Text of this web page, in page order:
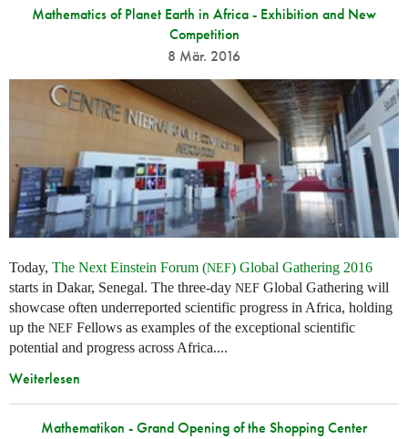
Mathematics of Planet Earth in Africa - Exhibition and New
Competition
8 Mär. 2016
Today, The Next Einstein Forum (NEF) Global Gathering 2016
starts in Dakar, Senegal. The three-day NEF Global Gathering will
showcase often underreported scientific progress in Africa, holding
up the NEF Fellows as examples of the exceptional scientific
potential and progress across Africa....
Weiterlesen
Mathematikon - Grand Opening of the Shopping Center